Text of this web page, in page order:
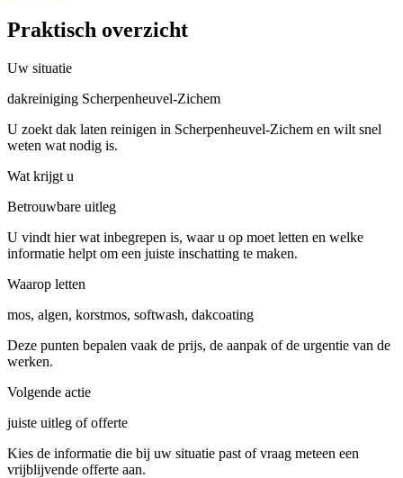
Praktisch overzicht
Uw situatie
dakreiniging Scherpenheuvel-Zichem
U zoekt dak laten reinigen in Scherpenheuvel-Zichem en wilt snel
weten wat nodig is.
Wat krijgt u
Betrouwbare uitleg
U vindt hier wat inbegrepen is, waar u op moet letten en welke
informatie helpt om een juiste inschatting te maken.
Waarop letten
mos, algen, korstmos, softwash, dakcoating
Deze punten bepalen vaak de prijs, de aanpak of de urgentie van de
werken.
Volgende actie
juiste uitleg of offerte
Kies de informatie die bij uw situatie past of vraag meteen een
vrijblijvende offerte aan.